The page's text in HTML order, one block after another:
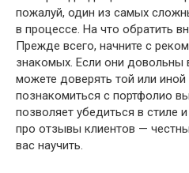
пожалуй, один из самых
в процессе. На что обратить
Прежде всего, начните с
знакомых. Если они довольны
можете доверять той или
познакомиться с портфолио
позволяет убедиться в стиле
про отзывы клиентов —
вас научить.